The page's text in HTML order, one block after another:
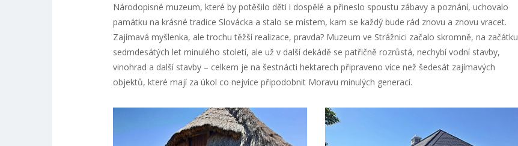
Národopisné muzeum, které by potěšilo děti i dospělé a přineslo spoustu zábavy a poznání, uchovalo
památku na krásné tradice Slovácka a stalo se místem, kam se každý bude rád znovu a znovu vracet.
Zajímavá myšlenka, ale trochu těžší realizace, pravda? Muzeum ve Strážnici začalo skromně, na začátku
sedmdesátých let minulého století, ale už v další dekádě se patřičně rozrůstá, nechybí vodní stavby,
vinohrad a další stavby – celkem je na šestnácti hektarech připraveno více než šedesát zajímavých
objektů, které mají za úkol co nejvíce připodobnit Moravu minulých generací.